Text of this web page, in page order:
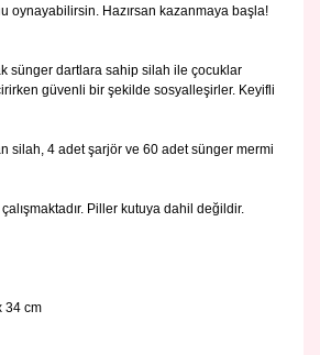
oynayabilirsin. Hazırsan kazanmaya başla!
sünger dartlara sahip silah ile çocuklar
güvenli bir şekilde sosyalleşirler. Keyifli
silah, 4 adet şarjör ve 60 adet sünger mermi
Piller kutuya dahil değildir.
34 cm